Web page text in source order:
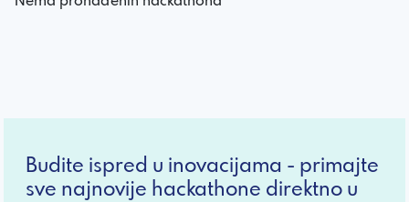
Budite ispred u inovacijama - primajte
sve najnovije hackathone direktno u